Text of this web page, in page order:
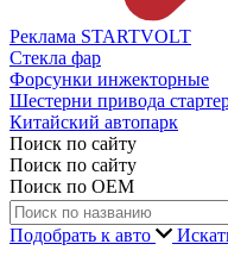
Реклама STARTVOLT
Стекла фар
Форсунки инжекторные
Шестерни привода
Китайский автопарк
Поиск по сайту
Поиск по сайту
Поиск по ОЕМ
Подобрать к авто